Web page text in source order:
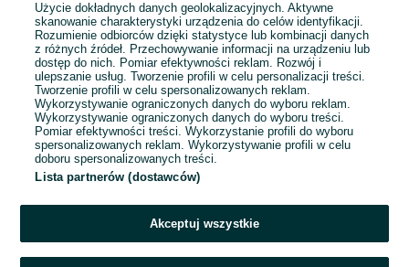
1 2 3 ... 16
Użycie dokładnych danych geolokalizacyjnych. Aktywne
skanowanie charakterystyki urządzenia do celów identyfikacji.
Rozumienie odbiorców dzięki statystyce lub kombinacji danych
z różnych źródeł. Przechowywanie informacji na urządzeniu lub
dostęp do nich. Pomiar efektywności reklam. Rozwój i
ulepszanie usług. Tworzenie profili w celu personalizacji treści.
Tworzenie profili w celu spersonalizowanych reklam.
Wykorzystywanie ograniczonych danych do wyboru reklam.
Wykorzystywanie ograniczonych danych do wyboru treści.
Pomiar efektywności treści. Wykorzystanie profili do wyboru
spersonalizowanych reklam. Wykorzystywanie profili w celu
doboru spersonalizowanych treści.
Lista partnerów (dostawców)
Akceptuj wszystkie